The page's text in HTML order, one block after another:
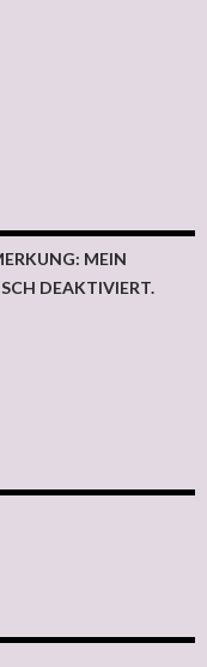
MEIN
DEAKTIVIERT.